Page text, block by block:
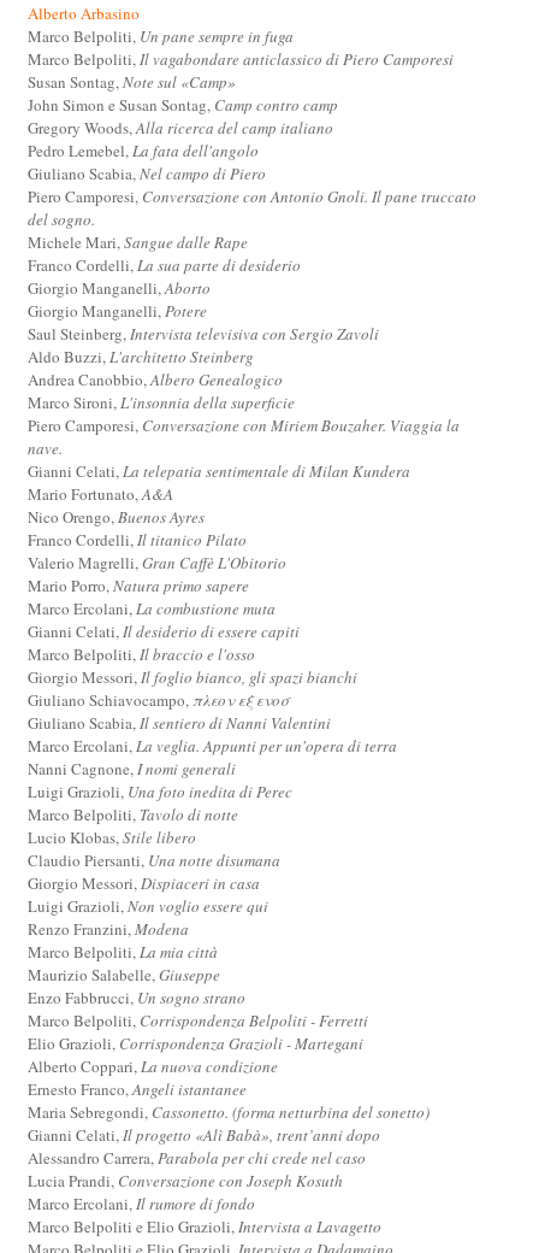
Alberto Arbasino
Marco Belpoliti, Un pane sempre in fuga
Marco Belpoliti,Il vagabondare anticlassico di Piero Camporesi
Susan Sontag,Note sul «Camp»
John Simon e Susan Sontag, Camp contro camp
Gregory Woods,Alla ricerca del camp italiano
Pedro Lemebel,La fata dell'angolo
Giuliano Scabia,Nel campo di Piero
Piero Camporesi, Conversazione con Antonio Gnoli. Il pane truccato
del sogno.
Michele Mari,Sangue dalle Rape
Franco Cordelli,La sua parte di desiderio
Giorgio Manganelli,Aborto
Giorgio Manganelli,Potere
Saul Steinberg,Intervista televisiva con Sergio Zavoli
Aldo Buzzi,L'architetto Steinberg
Andrea Canobbio,Albero Genealogico
Marco Sironi,L'insonnia della superficie
Piero Camporesi, Conversazione con Miriem Bouzaher. Viaggia la
nave.
Gianni Celati,La telepatia sentimentale di Milan Kundera
Mario Fortunato,A&A
Nico Orengo,Buenos Ayres
Franco Cordelli,Il titanico Pilato
Valerio Magrelli,Gran Caffè L'Obitorio
Mario Porro,Natura primo sapere
Marco Ercolani,La combustione muta
Gianni Celati,Il desiderio di essere capiti
Marco Belpoliti,Il braccio e l'osso
Giorgio Messori,Il foglio bianco, gli spazi bianchi
Giuliano Schiavocampo,πλεον εξ ενοσ
Giuliano Scabia,Il sentiero di Nanni Valentini
Marco Ercolani,La veglia. Appunti per un'opera di terra
Nanni Cagnone,I nomi generali
Luigi Grazioli, Una foto inedita di Perec
Marco Belpoliti, Tavolo di notte
Lucio Klobas,Stile libero
Claudio Piersanti, Una notte disumana
Giorgio Messori,Dispiaceri in casa
Luigi Grazioli,Non voglio essere qui
Renzo Franzini,Modena
Marco Belpoliti,La mia città
Maurizio Salabelle,Giuseppe
Enzo Fabbrucci, Un sogno strano
Marco Belpoliti, Corrispondenza Belpoliti - Ferretti
Elio Grazioli, Corrispondenza Grazioli - Martegani
Alberto Coppari,La nuova condizione
Ernesto Franco,Angeli istantanee
Maria Sebregondi, Cassonetto. (forma netturbina del sonetto)
Gianni Celati,Il progetto «Alì Babà», trent’anni dopo
Alessandro Carrera,Parabola per chi crede nel caso
Lucia Prandi, Conversazione con Joseph Kosuth
Marco Ercolani,Il rumore di fondo
Marco Belpoliti e Elio Grazioli,Intervista a Lavagetto